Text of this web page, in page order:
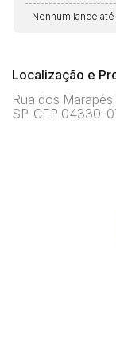
Nenhum lance
Localização e
Rua dos
SP. CEP 04330-